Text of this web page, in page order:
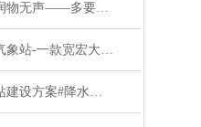
全域覆盖，润物无声——多要素新型自动气象站的场景赋能实践
防爆超声波气象站-一款宽宏大度的防爆气象监测仪（有ct6防爆证书）
化工厂气象站建设方案#降水新闻